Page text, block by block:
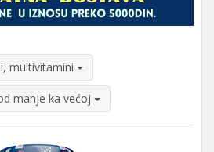
multivitamini
manje ka većoj